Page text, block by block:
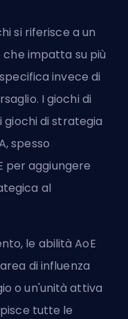
si riferisce a un
impatta su più
invece di
I giochi di
giochi di strategia
, spesso
per aggiungere
al
le abilità AoE
di influenza
o un'unità attiva
tutte le